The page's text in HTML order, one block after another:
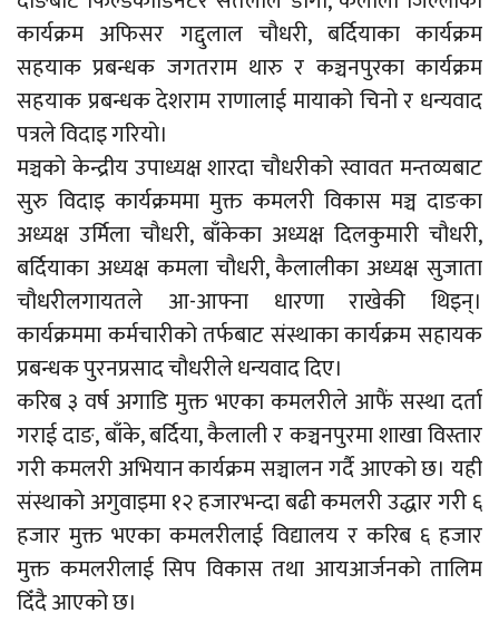
कार्यक्रम अफिसर गद्दुलाल चौधरी, बर्दियाका कार्यक्रम
सहयाक प्रबन्धक जगतराम थारु र कञ्चनपुरका कार्यक्रम
सहयाक प्रबन्धक देशराम राणालाई मायाको चिनो र धन्यवाद
पत्रले विदाइ गरियो।
मञ्चको केन्द्रीय उपाध्यक्ष शारदा चौधरीको स्वावत मन्तव्यबाट
सुरु विदाइ कार्यक्रममा मुक्त कमलरी विकास मञ्च दाङका
अध्यक्ष उर्मिला चौधरी, बाँकेका अध्यक्ष दिलकुमारी चौधरी,
बर्दियाका अध्यक्ष कमला चौधरी, कैलालीका अध्यक्ष सुजाता
चौधरीलगायतले आ-आफ्ना धारणा राखेकी थिइन्।
कार्यक्रममा कर्मचारीको तर्फबाट संस्थाका कार्यक्रम सहायक
प्रबन्धक पुरनप्रसाद चौधरीले धन्यवाद दिए।
करिब ३ वर्ष अगाडि मुक्त भएका कमलरीले आफैं सस्था दर्ता
गराई दाङ, बाँके, बर्दिया, कैलाली र कञ्चनपुरमा शाखा विस्तार
गरी कमलरी अभियान कार्यक्रम सञ्चालन गर्दै आएको छ। यही
संस्थाको अगुवाइमा १२ हजारभन्दा बढी कमलरी उद्धार गरी ६
हजार मुक्त भएका कमलरीलाई विद्यालय र करिब ६ हजार
मुक्त कमलरीलाई सिप विकास तथा आयआर्जनको तालिम
दिँदै आएको छ।